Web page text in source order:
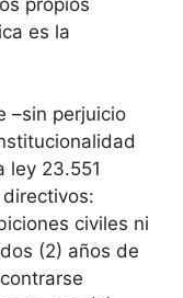
es la
–sin perjuicio
ley 23.551
civiles ni
(2) años de